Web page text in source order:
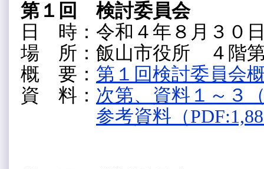
第１回 検討委員会
日 時：令和４年８月３
場 所：飯山市役所 ４階第
概 要： 第１回検討委員会
資 料： 次第、資料１～３
参考資料（